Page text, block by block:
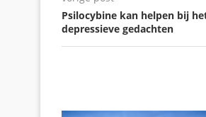
Psilocybine kan helpen bij
depressieve gedachten